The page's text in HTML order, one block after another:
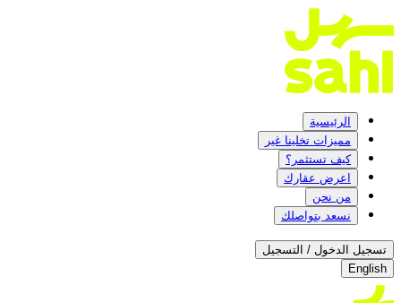
الرئيسية
مميزات تخلينا غير
كيف تستثمر؟
اعرض عقارك
من نحن
نسعد بتواصلك
تسجيل الدخول / التسجيل
English